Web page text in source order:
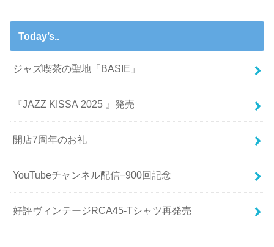
Today’s..
ジャズ喫茶の聖地「BASIE」
『JAZZ KISSA 2025 』発売
開店7周年のお礼
YouTubeチャンネル配信−900回記念
好評ヴィンテージRCA45-Tシャツ再発売